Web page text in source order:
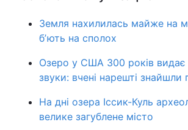
Земля нахилилась майже на
бʼють на сполох
Озеро у США 300 років видає
звуки: вчені нарешті знайшли
На дні озера Іссик-Куль
велике загублене місто